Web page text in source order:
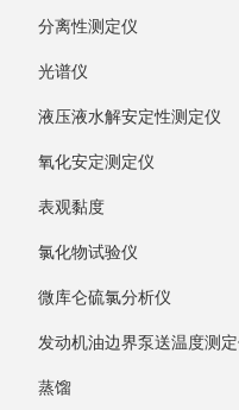
分离性测定仪
光谱仪
液压液水解安定性测定仪
氧化安定测定仪
表观黏度
氯化物试验仪
微库仑硫氯分析仪
发动机油边界泵送温度测
蒸馏